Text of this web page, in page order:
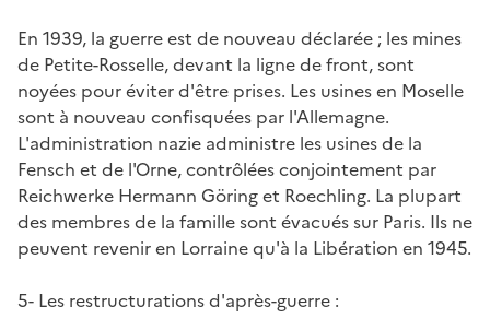
En 1939, la guerre est de nouveau déclarée ; les mines
de Petite-Rosselle, devant la ligne de front, sont
noyées pour éviter d'être prises. Les usines en Moselle
sont à nouveau confisquées par l'Allemagne.
L'administration nazie administre les usines de la
Fensch et de l'Orne, contrôlées conjointement par
Reichwerke Hermann Göring et Roechling. La plupart
des membres de la famille sont évacués sur Paris. Ils ne
peuvent revenir en Lorraine qu'à la Libération en 1945.
5- Les restructurations d'après-guerre :